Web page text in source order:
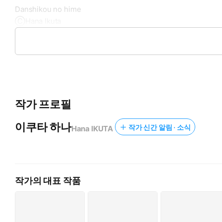
Danshikou no hime
Korean translation rights arranged with ICHIJINSHA INC.
작가 프로필
이쿠타 하나Hana IKUTA 작가 신간 알림 · 소식
작가의 대표 작품